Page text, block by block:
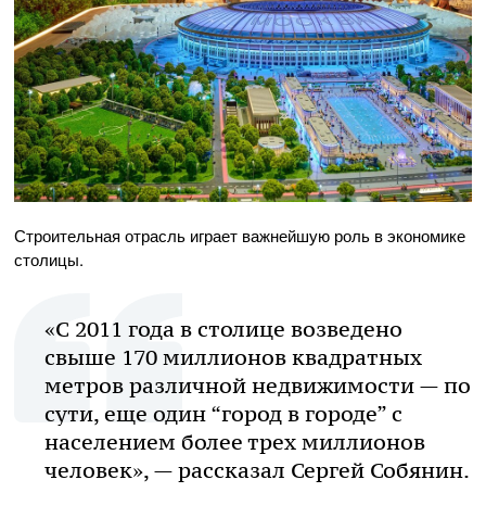
Строительная отрасль играет важнейшую роль в экономике
столицы.
«С 2011 года в столице возведено
свыше 170 миллионов квадратных
метров различной недвижимости — по
сути, еще один “город в городе” с
населением более трех миллионов
человек», — рассказал Сергей Собянин.